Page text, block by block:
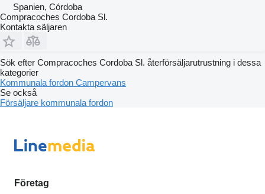
Spanien, Córdoba
Compracoches Cordoba Sl.
Kontakta säljaren
Sök efter Compracoches Cordoba Sl. återförsäljarutrustning i dessa
kategorier
Kommunala fordon Сampervans
Se också
Försäljare kommunala fordon
Företag